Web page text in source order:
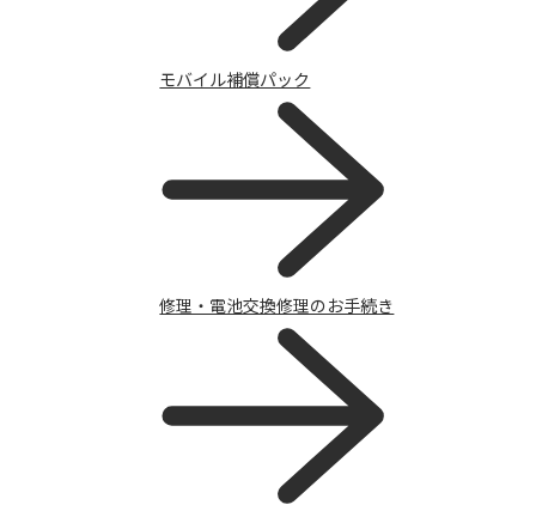
モバイル補償パック
修理・電池交換修理のお手続き